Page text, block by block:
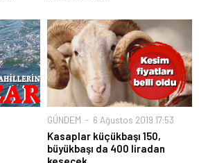
GÜNDEM 6 Ağustos 2019 17:53
Kasaplar küçükbaşı 150,
büyükbaşı da 400 liradan